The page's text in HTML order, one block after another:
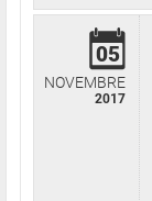
05
NOVEMBRE
2017